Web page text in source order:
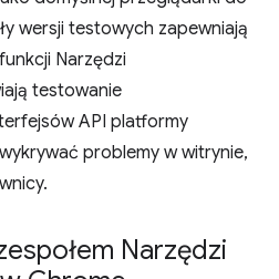
wersji testowych zapewniają
Narzędzi
testowanie
API platformy
problemy w witrynie,
Narzędzi